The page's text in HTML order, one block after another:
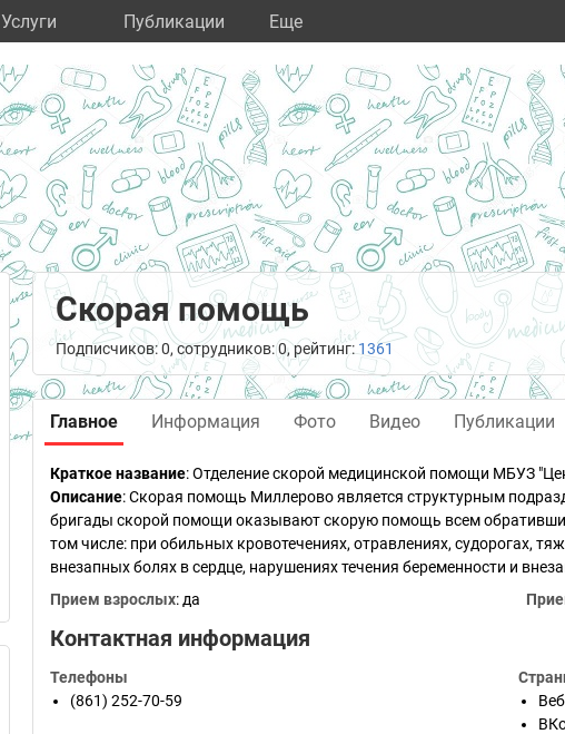
Услуги Публикации Eще
Скорая помощь
Подписчиков: 0, сотрудников: 0, рейтинг: 1361
Главное Информация Фото Видео Публикации
Краткое название:Отделение скорой медицинской помощи МБУЗ
Описание: Скорая помощь Миллерово является структурным
бригады скорой помощи оказывают скорую помощь всем
том числе: при обильных кровотечениях, отравлениях, судорогах,
внезапных болях в сердце, нарушениях течения беременности и
Прием взрослых: да
Контактная информация
Телефоны
(861) 252-70-59